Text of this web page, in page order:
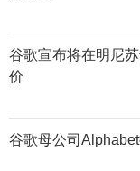
谷歌宣布将在明尼
价
谷歌母公司